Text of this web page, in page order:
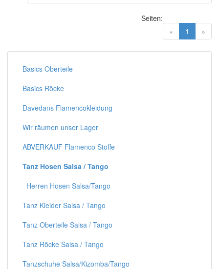
« 1 (current)
»
Seiten:
Basics Oberteile
Basics Röcke
Davedans Flamencokleidung
Wir räumen unser Lager
ABVERKAUF Flamenco Stoffe
Tanz Hosen Salsa / Tango
Herren Hosen Salsa/Tango
Tanz Kleider Salsa / Tango
Tanz Oberteile Salsa / Tango
Tanz Röcke Salsa / Tango
Tanzschuhe Salsa/Kizomba/Tango